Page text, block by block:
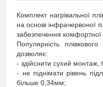
Комплект нагрівальної
на основі інфрачервоної
забезпечення комфортної
Популярність
дозволяє:
- здійснити сухий монтаж,
- не піднімати рівень
більше 0,34мм;